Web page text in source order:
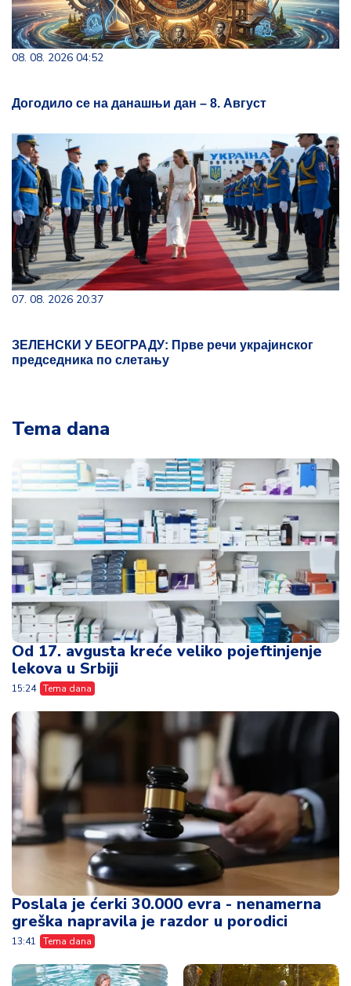
08. 08. 2026 04:52
Догодило се на данашњи дан – 8. Август
07. 08. 2026 20:37
ЗЕЛЕНСКИ У БЕОГРАДУ: Прве речи украјинског
председника по слетању
Tema dana
Od 17. avgusta kreće veliko pojeftinjenje
lekova u Srbiji
15:24 Tema dana
Poslala je ćerki 30.000 evra - nenamerna
greška napravila je razdor u porodici
13:41 Tema dana